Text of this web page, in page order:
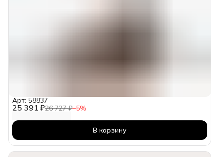
25 391 ₽26 727 ₽−5%
Арт: 58837
В корзину